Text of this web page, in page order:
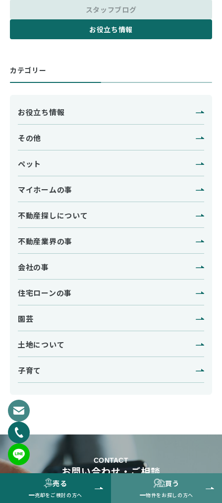
売る
売却をご検討の方へ
買う
物件をお探しの方へ
スタッフブログ
お役立ち情報
カテゴリー
お役立ち情報
その他
ペット
マイホームの事
不動産探しについて
不動産業界の事
会社の事
住宅ローンの事
園芸
土地について
子育て
CONTACT
お問い合わせ・ご相談
売却のご相談・物件探しもお気軽に